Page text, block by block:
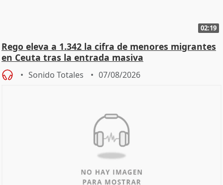
02:19
Rego eleva a 1.342 la cifra de menores migrantes
en Ceuta tras la entrada masiva
Sonido Totales 07/08/2026